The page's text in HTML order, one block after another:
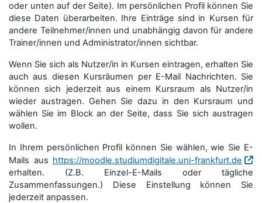
oder unten auf der Seite). Im persönlichen Profil können Sie
diese Daten überarbeiten. Ihre Einträge sind in Kursen für
andere Teilnehmer/innen und unabhängig davon für andere
Trainer/innen und Administrator/innen sichtbar.
Wenn Sie sich als Nutzer/in in Kursen eintragen, erhalten Sie
auch aus diesen Kursräumen per E-Mail Nachrichten. Sie
können sich jederzeit aus einem Kursraum als Nutzer/in
wieder austragen. Gehen Sie dazu in den Kursraum und
wählen Sie im Block an der Seite, dass Sie sich austragen
wollen.
In Ihrem persönlichen Profil können Sie wählen, wie Sie E-
Mails aus https://moodle.studiumdigitale.uni-frankfurt.de
erhalten. (Z.B. Einzel-E-Mails oder tägliche
Zusammenfassungen.) Diese Einstellung können Sie
jederzeit anpassen.